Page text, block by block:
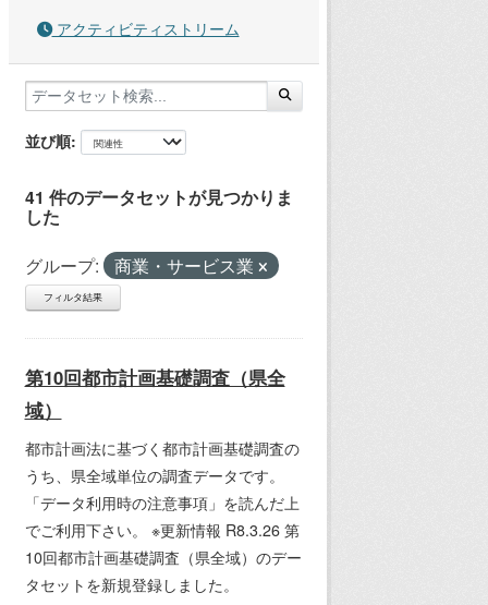
アクティビティストリーム
並び順
41 件のデータセットが見つかりま
した
グループ: 商業・サービス業
フィルタ結果
第10回都市計画基礎調査（県全
域）
都市計画法に基づく都市計画基礎調査の
うち、県全域単位の調査データです。
「データ利用時の注意事項」を読んだ上
でご利用下さい。 ※更新情報 R8.3.26 第
10回都市計画基礎調査（県全域）のデー
タセットを新規登録しました。